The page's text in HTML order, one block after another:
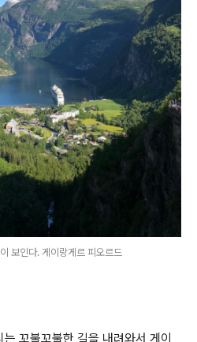
보인다. 게이랑게르 피오르드
꼬불꼬불한 길을 내려와서 게이